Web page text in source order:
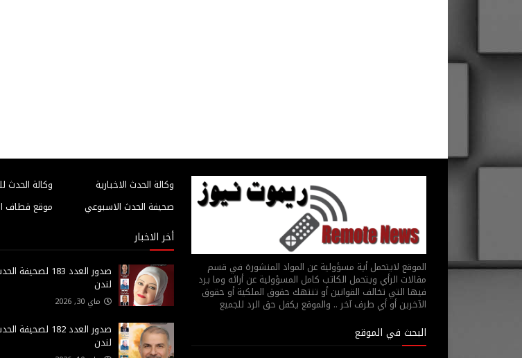
الموقع لايتحمل أية مسؤولية عن المواد المنشورة في قسم
مقالات الرأي ويتحمل الكاتب كامل المسؤولية عن أرائه وما يرد
فيها التي تخالف القوانين أو تنتهك حقوق الملكية أو حقوق
الآخرين أو أي طرف آخر .. والموقع يكفل حق الرد للجميع
البحث في الموقع
وكالة الحدث
وكالة الحدث الاخبارية
موقع قطاف
صحيفة الحدث الاسبوعي
أخر الاخبار
صدور العدد 183
لندن
ماي 30, 2026
صدور العدد 182
لندن